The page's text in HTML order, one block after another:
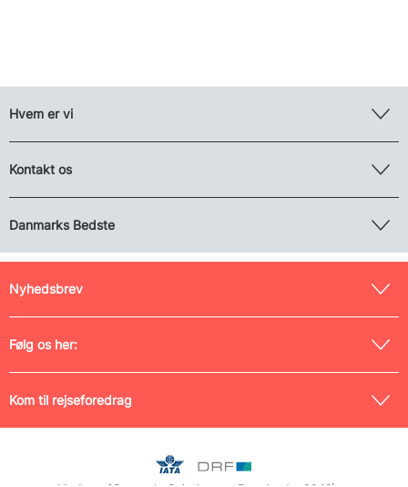
Hvem er vi
Kontakt os
Danmarks Bedste
Nyhedsbrev
Følg os her:
Kom til rejseforedrag